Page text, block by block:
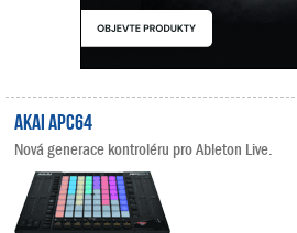
Akai APC64
Nová generace kontroléru pro Ableton Live.